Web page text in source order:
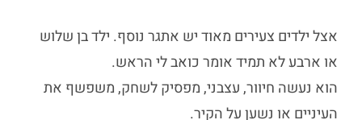
אצל ילדים צעירים מאוד יש אתגר נוסף. ילד בן שלוש
או ארבע לא תמיד אומר כואב לי הראש.
הוא נעשה חיוור, עצבני, מפסיק לשחק, משפשף את
העיניים או נשען על הקיר.